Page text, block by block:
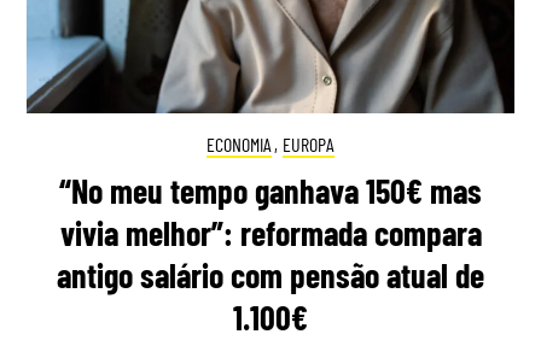
ECONOMIA , EUROPA
“No meu tempo ganhava 150€ mas
vivia melhor”: reformada compara
antigo salário com pensão atual de
1.100€